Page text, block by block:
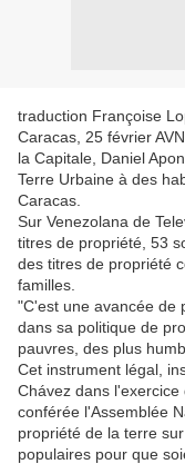
traduction Françoise
Caracas, 25 février
la Capitale, Daniel
Terre Urbaine à des
Caracas.
Sur Venezolana de
titres de propriété, 53
des titres de propriété
familles.
"C'est une avancée de
dans sa politique de
pauvres, des plus
Cet instrument légal,
Chávez dans
conférée l'Assemblée
propriété de la terre
populaires pour que